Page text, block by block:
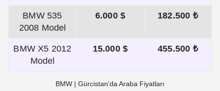
BMW 535
2008 Model
6.000 $ 182.500 ₺
BMW X5 2012
Model
15.000 $ 455.500 ₺
BMW | Gürcistan’da Araba Fiyatları